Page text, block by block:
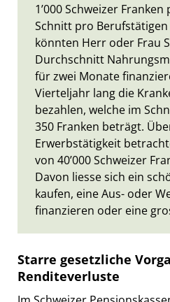
1’000 Schweizer
Schnitt pro
könnten Herr oder Frau
Durchschnitt
für zwei Monate
Vierteljahr lang die
bezahlen, welche im
350 Franken beträgt.
Erwerbstätigkeit
von 40’000 Schweizer
Davon liesse sich ein
kaufen, eine Aus- oder
finanzieren oder eine
Starre gesetzliche
Renditeverluste